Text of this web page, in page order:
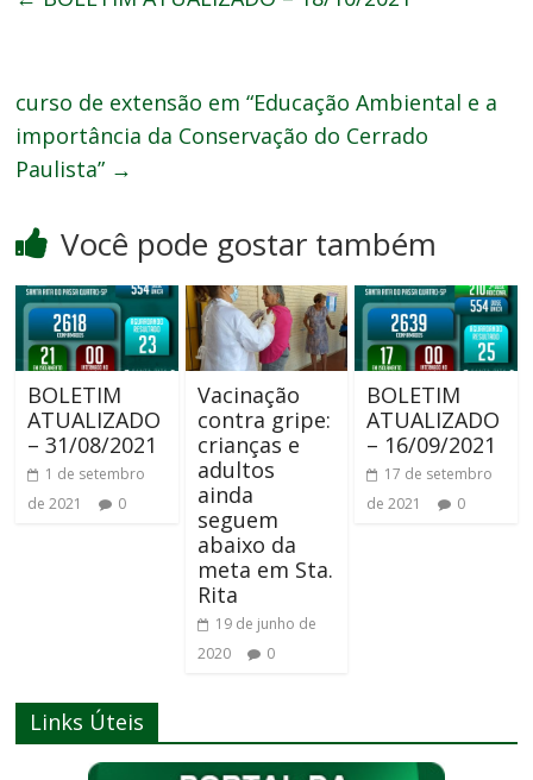
curso de extensão em “Educação Ambiental e a
importância da Conservação do Cerrado
Paulista” →
Você pode gostar também
BOLETIM
ATUALIZADO
– 31/08/2021
1 de setembro
de 2021
0
Vacinação
contra gripe:
crianças e
adultos
ainda
seguem
abaixo da
meta em Sta.
Rita
19 de junho de
2020
0
BOLETIM
ATUALIZADO
– 16/09/2021
17 de setembro
de 2021
0
Links Úteis